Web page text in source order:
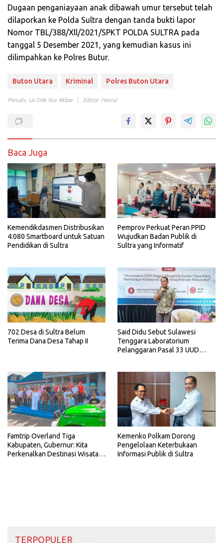
Dugaan penganiayaan anak dibawah umur tersebut telah
dilaporkan ke Polda Sultra dengan tanda bukti lapor
Nomor TBL/388/Xll/2021/SPKT POLDA SULTRA pada
tanggal 5 Desember 2021, yang kemudian kasus ini
dilimpahkan ke Polres Butur.
Buton Utara Kriminal Polres Buton Utara
Penulis: La Ode Nur Akbar Editor: Hasrul
Baca Juga
Kemendikdasmen Distribusikan
4.080 Smartboard untuk Satuan
Pendidikan di Sultra
Pemprov Perkuat Peran PPID
Wujudkan Badan Publik di
Sultra yang Informatif
702 Desa di Sultra Belum
Terima Dana Desa Tahap II
Said Didu Sebut Sulawesi
Tenggara Laboratorium
Pelanggaran Pasal 33 UUD
Famtrip Overland Tiga
Kabupaten, Gubernur: Kita
Perkenalkan Destinasi Wisata
Kemenko Polkam Dorong
Pengelolaan Keterbukaan
Informasi Publik di Sultra
TERPOPULER ____